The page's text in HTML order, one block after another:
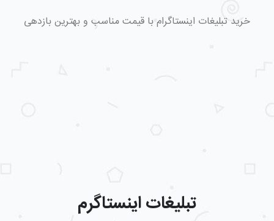
خرید تبلیغات اینستاگرام با قیمت مناسب و بهترین بازدهی
تبلیغات اینستاگرم